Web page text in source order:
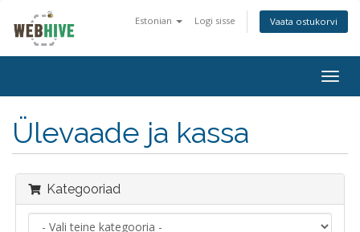
Estonian Logi sisse Vaata ostukorvi
Ülevaade ja kassa
Kategooriad